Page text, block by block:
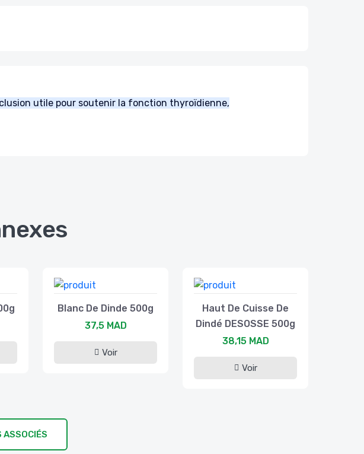
utile pour soutenir la fonction thyroïdienne,
Blanc De Dinde 500g
37,5 MAD
Voir
Haut De Cuisse De
Dindé DESOSSE 500g
38,15 MAD
Voir
ASSOCIÉS